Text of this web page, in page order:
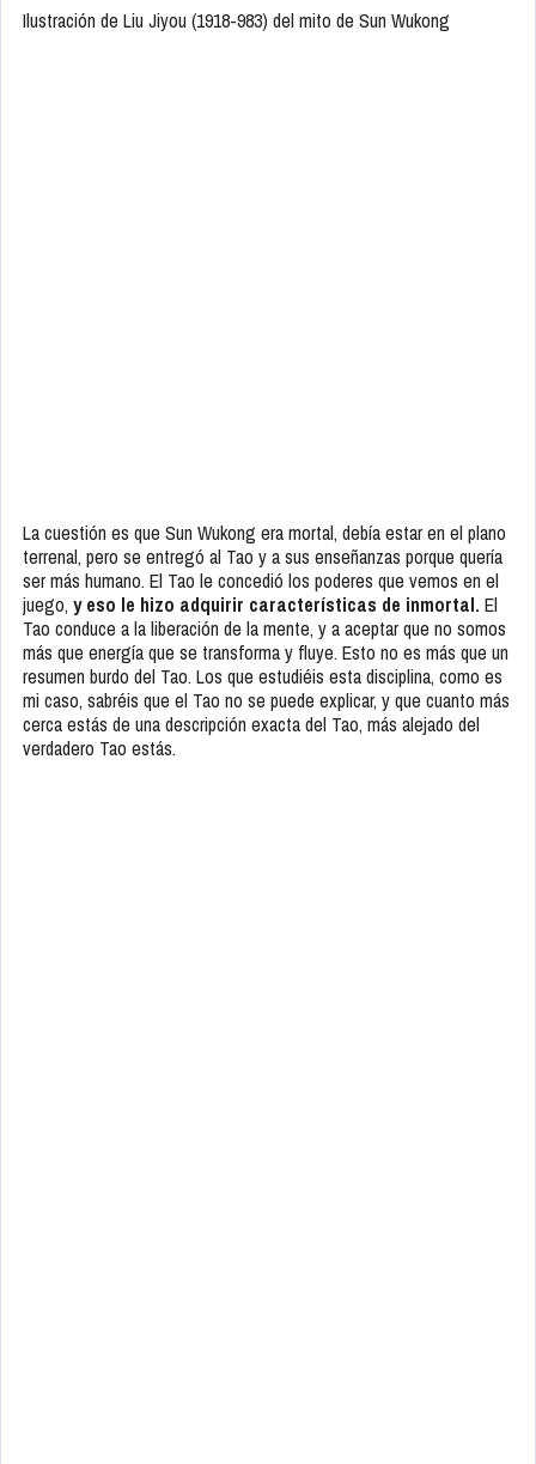
Ilustración de Liu Jiyou (1918-983) del mito de Sun Wukong
La cuestión es que Sun Wukong era mortal, debía estar en el plano
terrenal, pero se entregó al Tao y a sus enseñanzas porque quería
ser más humano. El Tao le concedió los poderes que vemos en el
juego, y eso le hizo adquirir características de inmortal. El
Tao conduce a la liberación de la mente, y a aceptar que no somos
más que energía que se transforma y fluye. Esto no es más que un
resumen burdo del Tao. Los que estudiéis esta disciplina, como es
mi caso, sabréis que el Tao no se puede explicar, y que cuanto más
cerca estás de una descripción exacta del Tao, más alejado del
verdadero Tao estás.